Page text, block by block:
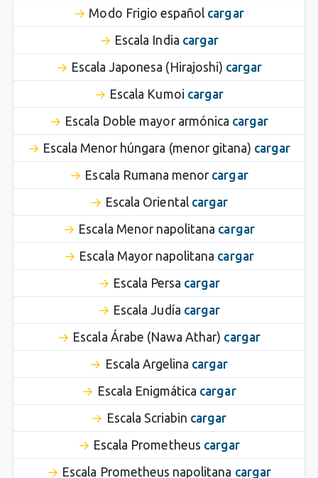
Modo Frigio español cargar
Escala India cargar
Escala Japonesa (Hirajoshi) cargar
Escala Kumoi cargar
Escala Doble mayor armónica cargar
Escala Menor húngara (menor gitana) cargar
Escala Rumana menor cargar
Escala Oriental cargar
Escala Menor napolitana cargar
Escala Mayor napolitana cargar
Escala Persa cargar
Escala Judía cargar
Escala Árabe (Nawa Athar) cargar
Escala Argelina cargar
Escala Enigmática cargar
Escala Scriabin cargar
Escala Prometheus cargar
Escala Prometheus napolitana cargar